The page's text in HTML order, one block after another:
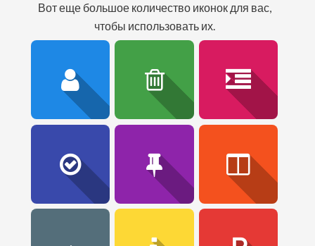
вот еще большое количество иконок для вас,
чтобы использовать их.